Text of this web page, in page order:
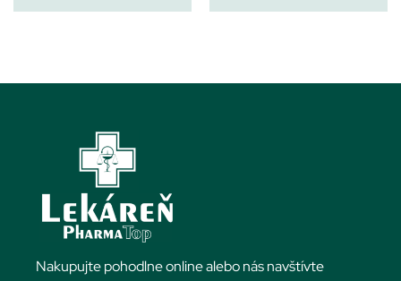
Nakupujte pohodlne online alebo nás navštívte